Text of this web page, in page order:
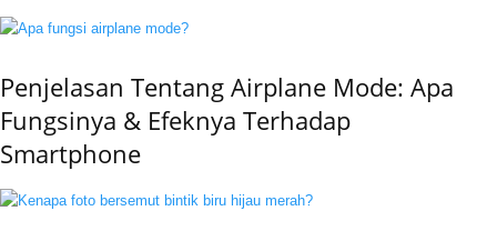
Penjelasan Tentang Airplane Mode: Apa
Fungsinya & Efeknya Terhadap
Smartphone